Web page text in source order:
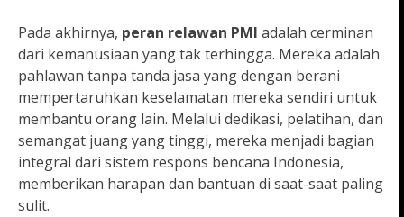
Pada akhirnya, peran relawan PMI adalah cerminan
dari kemanusiaan yang tak terhingga. Mereka adalah
pahlawan tanpa tanda jasa yang dengan berani
mempertaruhkan keselamatan mereka sendiri untuk
membantu orang lain. Melalui dedikasi, pelatihan, dan
semangat juang yang tinggi, mereka menjadi bagian
integral dari sistem respons bencana Indonesia,
memberikan harapan dan bantuan di saat-saat paling
sulit.